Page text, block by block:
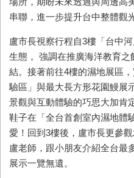
串聯，進一步提升台中整體觀
盧市長視察行程自3樓「台中
生態， 強調在推廣海洋教育
結。接著前往4樓的濕地展區
驗區」與最大長方形花園鰻展
景觀與互動體驗的巧思大加肯
鞋子在「全台首創室內濕地體
愛！回到 3樓後，盧市長更參
盧老師，跟小朋友介紹全台最
展示一覽無遺。